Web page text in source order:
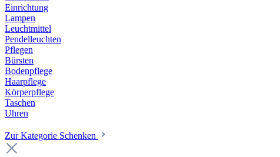
Einrichtung
Lampen
Leuchtmittel
Pendelleuchten
Pflegen
Bürsten
Bodenpflege
Haarpflege
Körperpflege
Taschen
Uhren
Zur Kategorie Schenken